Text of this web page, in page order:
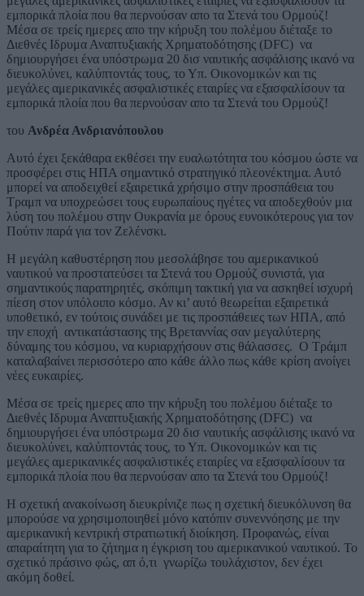
Μέσα σε τρείς ημερες απο την κήρυξη του πολέμου διέταξε το
Διεθνές Ιδρυμα Αναπτυξιακής Χρηματοδότησης (DFC) να
δημιουργήσει ένα υπόστρωμα 20 δισ ναυτικής ασφάλισης ικανό να
διευκολύνει, καλύπτοντάς τους, το Υπ. Οικονομικών και τις
μεγάλες αμερικανικές ασφαλιστικές εταιρίες να εξασφαλίσουν τα
εμπορικά πλοία που θα περνούσαν απο τα Στενά του Ορμούζ!
του Ανδρέα Ανδριανόπουλου
Αυτό έχει ξεκάθαρα εκθέσει την ευαλωτότητα του κόσμου ώστε να
προσφέρει στις ΗΠΑ σημαντικό στρατηγικό πλεονέκτημα. Αυτό
μπορεί να αποδειχθεί εξαιρετικά χρήσιμο στην προσπάθεια του
Τραμπ να υποχρεώσει τους ευρωπαίους ηγέτες να αποδεχθούν μια
λύση του πολέμου στην Ουκρανία με όρους ευνοικότερους για τον
Πούτιν παρά για τον Ζελένσκι.
Η μεγάλη καθυστέρηση που μεσολάβησε του αμερικανικού
ναυτικού να προστατεύσει τα Στενά του Ορμούζ συνιστά, για
σημαντικούς παρατηρητές, σκόπιμη τακτική για να ασκηθεί ισχυρή
πίεση στον υπόλοιπο κόσμο. Αν κι’ αυτό θεωρείται εξαιρετικά
υποθετικό, εν τούτοις συνάδει με τις προσπάθειες των ΗΠΑ, από
την εποχή αντικατάστασης της Βρεταννίας σαν μεγαλύτερης
δύναμης του κόσμου, να κυριαρχήσουν στις θάλασσες. Ο Τράμπ
καταλαβαίνει περισσότερο απο κάθε άλλο πως κάθε κρίση ανοίγει
νέες ευκαιρίες.
Μέσα σε τρείς ημερες απο την κήρυξη του πολέμου διέταξε το
Διεθνές Ιδρυμα Αναπτυξιακής Χρηματοδότησης (DFC) να
δημιουργήσει ένα υπόστρωμα 20 δισ ναυτικής ασφάλισης ικανό να
διευκολύνει, καλύπτοντάς τους, το Υπ. Οικονομικών και τις
μεγάλες αμερικανικές ασφαλιστικές εταιρίες να εξασφαλίσουν τα
εμπορικά πλοία που θα περνούσαν απο τα Στενά του Ορμούζ!
Η σχετική ανακοίνωση διευκρίνιζε πως η σχετική διευκόλυνση θα
μπορούσε να χρησιμοποιηθεί μόνο κατόπιν συνεννόησης με την
αμερικανική κεντρική στρατιωτική διοίκηση. Προφανώς, είναι
απαραίτητη για το ζήτημα η έγκριση του αμερικανικού ναυτικού. Το
σχετικό πράσινο φώς, απ ό,τι γνωρίζω τουλάχιστον, δεν έχει
ακόμη δοθεί.